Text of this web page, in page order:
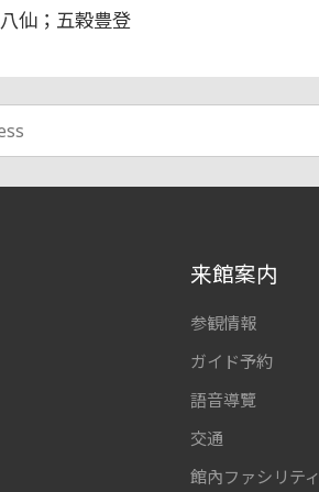
八仙；五穀豊登
来館案内
参観情報
ガイド予約
語音導覽
交通
館內ファシリティ